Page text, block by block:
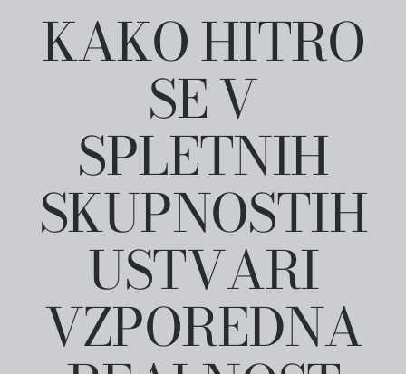
KAKO HITRO
SE V
SPLETNIH
SKUPNOSTIH
USTVARI
VZPOREDNA